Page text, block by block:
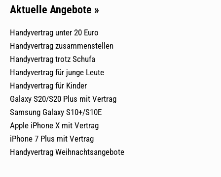
Aktuelle Angebote »
Handyvertrag unter 20 Euro
Handyvertrag zusammenstellen
Handyvertrag trotz Schufa
Handyvertrag für junge Leute
Handyvertrag für Kinder
Galaxy S20/S20 Plus mit Vertrag
Samsung Galaxy S10+/S10E
Apple iPhone X mit Vertrag
iPhone 7 Plus mit Vertrag
Handyvertrag Weihnachtsangebote